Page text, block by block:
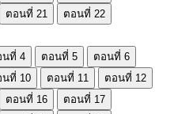
ตอนที่ 21
ตอนที่ 22
นที่ 4 ตอนที่ 5
ตอนที่ 6
นที่ 10 ตอนที่ 11
ตอนที่ 12
ตอนที่ 16
ตอนที่ 17